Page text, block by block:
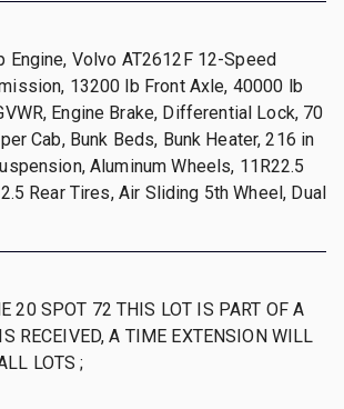
Engine, Volvo AT2612F 12-Speed
13200 lb Front Axle, 40000 lb
Engine Brake, Differential Lock, 70
Cab, Bunk Beds, Bunk Heater, 216 in
Aluminum Wheels, 11R22.5
Rear Tires, Air Sliding 5th Wheel, Dual
20 SPOT 72 THIS LOT IS PART OF A
RECEIVED, A TIME EXTENSION WILL
LOTS ;